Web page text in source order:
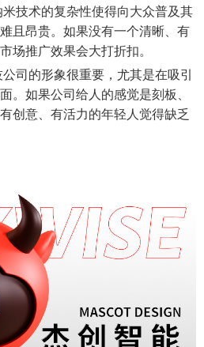
米技术的复杂性使得向大众普及其
且昂贵。如果没有一个清晰、有
场推广效果会大打折扣。
司的形象很重要，尤其是在吸引
。如果公司给人的感觉是刻板、
创意、有活力的年轻人觉得缺乏